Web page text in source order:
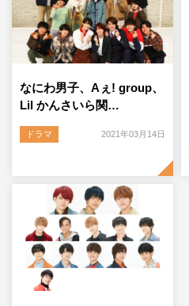
なにわ男子、Aぇ! group、
Lil かんさいら関…
ドラマ 2021年03月14日